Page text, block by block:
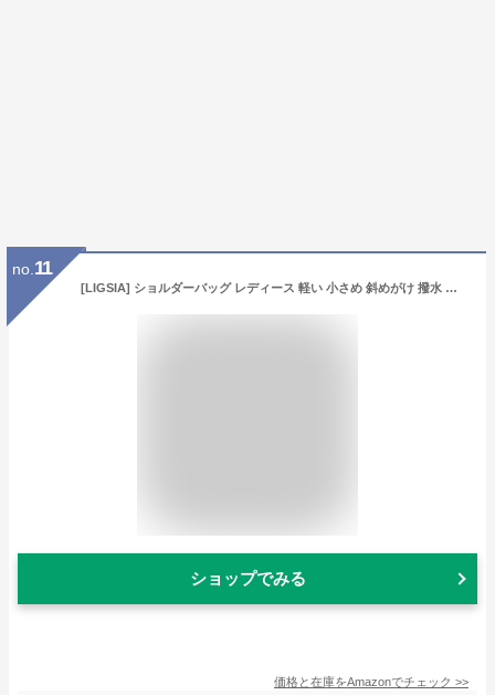
no. 11
[LIGSIA] ショルダーバッグ レディース 軽い 小さめ 斜めがけ 撥水 ナイロン メンズ 軽量 ミニ バック 大人 鞄 通勤 肩掛け シンプル コンパクト お出かけ サブバッグ 普段使い 散歩 ファスナー付き 無地 整理整頓 (グレー)
ショップでみる
価格と在庫をAmazonでチェック >>